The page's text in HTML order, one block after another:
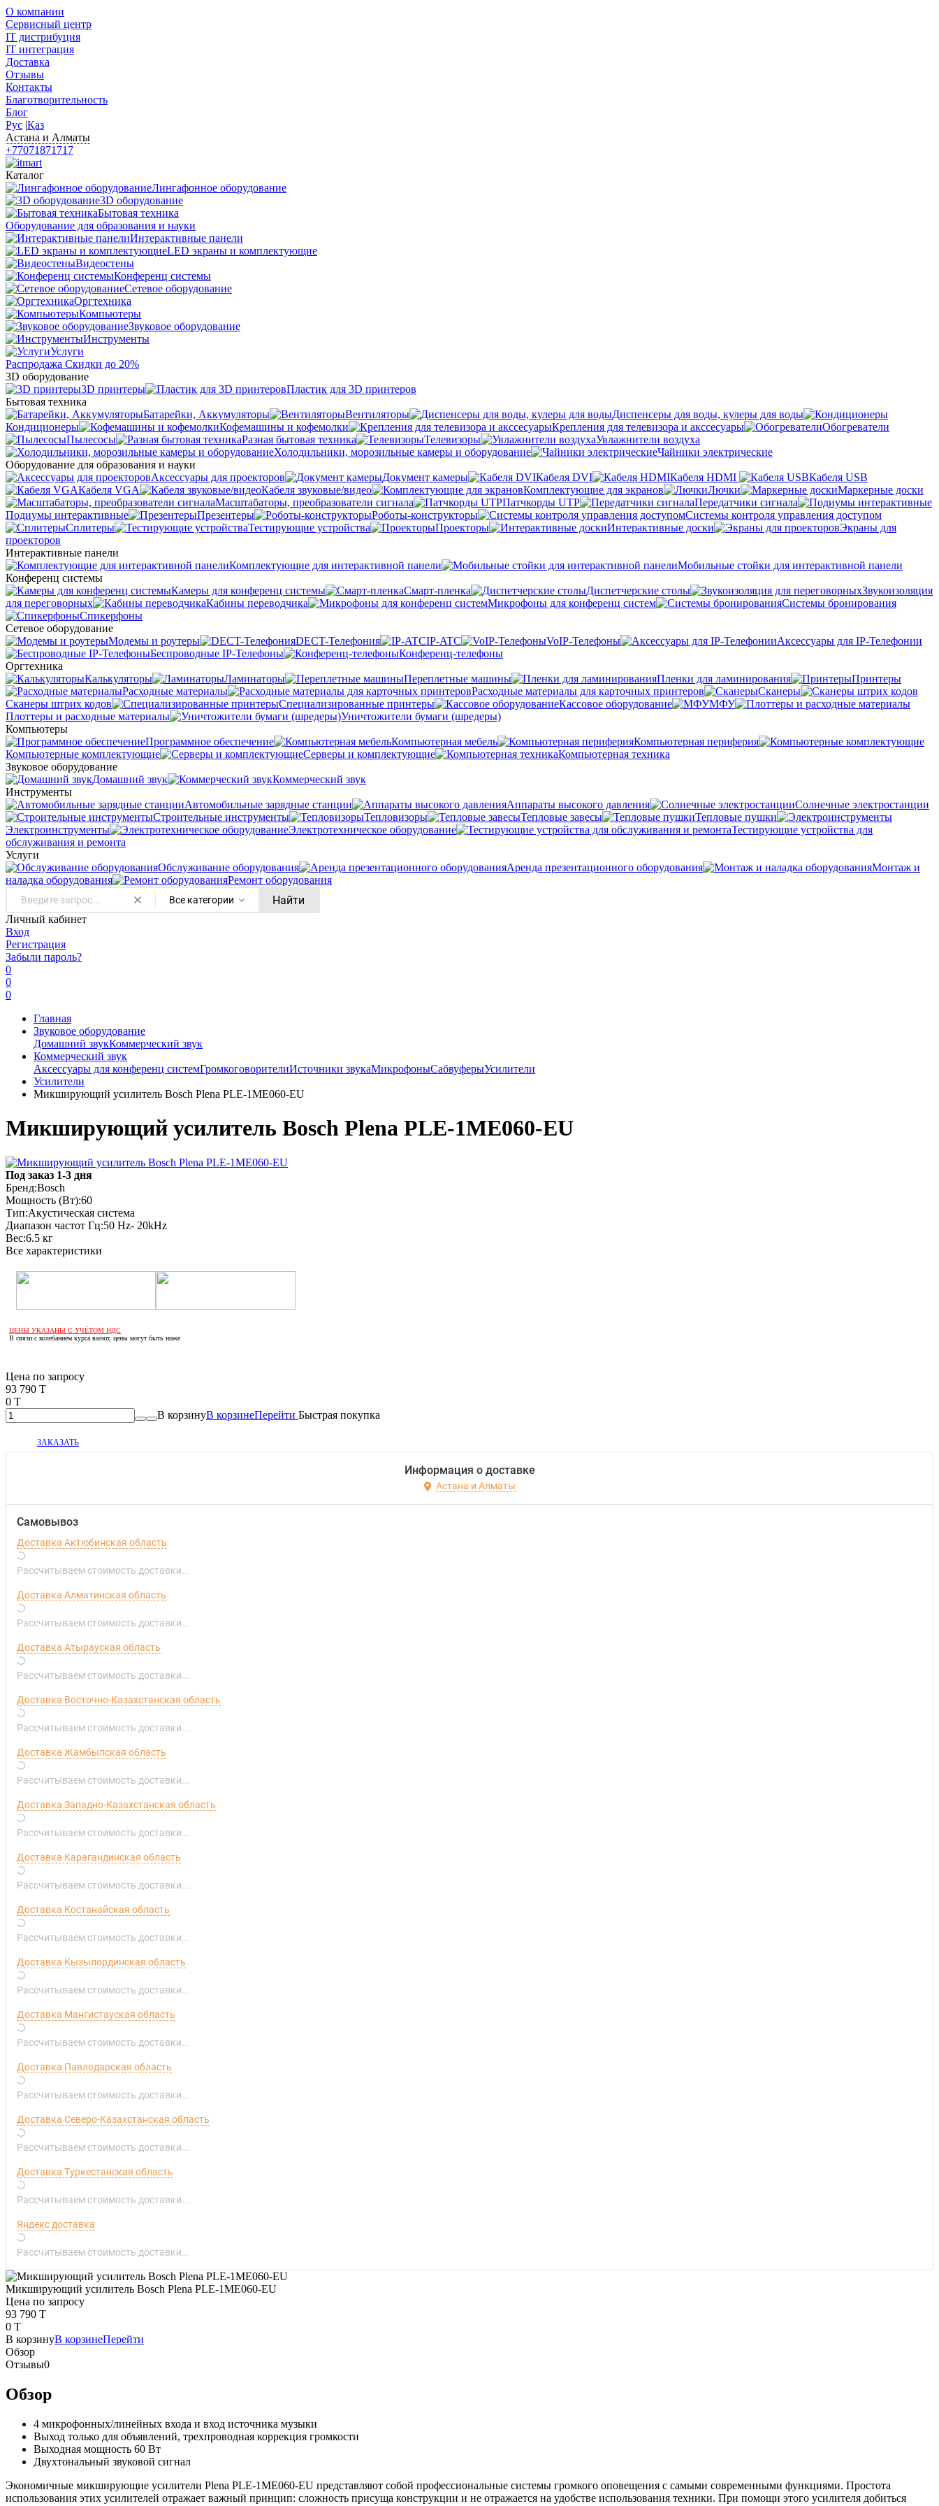
О компании
Сервисный центр
IT дистрибуция
IT интеграция
Доставка
Отзывы
Контакты
Благотворительность
Блог
Рус |Қаз
Астана и Алматы
+77071871717
Каталог
Лингафонное оборудование
3D оборудование
Бытовая техника
Оборудование для образования и науки
Интерактивные панели
LED экраны и комплектующие
Видеостены
Конференц системы
Сетевое оборудование
Оргтехника
Компьютеры
Звуковое оборудование
Инструменты
Услуги
Распродажа Скидки до 20%
3D оборудование
3D принтеры
Пластик для 3D принтеров
Бытовая техника
Батарейки, Аккумуляторы
Вентиляторы
Диспенсеры для воды, кулеры для воды
Кондиционеры
Кофемашины и кофемолки Крепления для телевизора и акссесуары
Обогреватели
Пылесосы
Разная бытовая техника Телевизоры
Увлажнители воздуха
Холодильники, морозильные камеры и оборудование
Чайники электрические
Оборудование для образования и науки
Аксессуары для проекторов
Документ камеры Кабеля DVI Кабеля HDMI
Кабеля USB
Кабеля VGA
Кабеля звуковые/видео Комплектующие для экранов Лючки
Маркерные доски
Масштабаторы, преобразователи сигнала
Патчкорды UTP
Передатчики сигнала
Подиумы интерактивные
Презентеры Роботы-конструкторы
Системы контроля управления доступом
Сплитеры
Тестирующие устройства Проекторы Интерактивные доски
Экраны для
проекторов
Интерактивные панели
Комплектующие для интерактивной панели
Мобильные стойки для интерактивной панели
Конференц системы
Камеры для конференц системы
Cмарт-пленка Диспетчерские столы
Звукоизоляция
для переговорных
Кабины переводчика Микрофоны для конференц систем
Системы бронирования
Спикерфоны
Сетевое оборудование
Модемы и роутеры
DECT-Телефония IP-ATC VoIP-Телефоны
Аксессуары для IP-Телефонии
Беспроводные IP-Телефоны
Конференц-телефоны
Оргтехника
Калькуляторы
Ламинаторы Переплетные машины Пленки для ламинирования
Принтеры
Расходные материалы
Расходные материалы для карточных принтеров
Сканеры
Сканеры штрих кодов
Специализированные принтеры Кассовое оборудование
МФУ
Плоттеры и расходные материалы
Уничтожители бумаги (шредеры)
Компьютеры
Программное обеспечение
Компьютерная мебель
Компьютерная периферия
Компьютерные комплектующие
Серверы и комплектующие
Компьютерная техника
Звуковое оборудование
Домашний звук
Коммерческий звук
Инструменты
Автомобильные зарядные станции
Аппараты высокого давления
Солнечные электростанции
Строительные инструменты
Тепловизоры Тепловые завесы
Тепловые пушки
Электроинструменты
Электротехническое оборудование
Тестирующие устройства для
обслуживания и ремонта
Услуги
Oбслуживание оборудования
Аренда презентационного оборудования
Монтаж и
наладка оборудования
Ремонт оборудования
Все категории Найти
Личный кабинет
Вход
Регистрация
Забыли пароль?
0
0
0
Главная
Звуковое оборудование
Домашний звукКоммерческий звук
Коммерческий звук
Аксессуары для конференц системГромкоговорителиИсточники звукаМикрофоныСабвуферыУсилители
Усилители
Микширующий усилитель Bosch Plena PLE-1ME060-EU
Микширующий усилитель Bosch Plena PLE-1ME060-EU
Под заказ 1-3 дня
Бренд:Bosch
Мощность (Вт):60
Тип:Акустическая система
Диапазон частот Гц:50 Hz- 20kHz
Вес:6.5 кг
Все характеристики
ЦЕНЫ УКАЗАНЫ С УЧЁТОМ НДС
В связи с колебанием курса валют, цены могут быть ниже
Цена по запросу
93 790 T
0 T
В корзинуВ корзинеПерейти Быстрая покупка
ЗАКАЗАТЬ
Информация о доставке
Астана и Алматы
Самовывоз
Доставка Актюбинская область
Рассчитываем стоимость доставки...
Доставка Алматинская область
Рассчитываем стоимость доставки...
Доставка Атырауская область
Рассчитываем стоимость доставки...
Доставка Восточно-Казахстанская область
Рассчитываем стоимость доставки...
Доставка Жамбылская область
Рассчитываем стоимость доставки...
Доставка Западно-Казахстанская область
Рассчитываем стоимость доставки...
Доставка Карагандинская область
Рассчитываем стоимость доставки...
Доставка Костанайская область
Рассчитываем стоимость доставки...
Доставка Кызылординская область
Рассчитываем стоимость доставки...
Доставка Мангистауская область
Рассчитываем стоимость доставки...
Доставка Павлодарская область
Рассчитываем стоимость доставки...
Доставка Северо-Казахстанская область
Рассчитываем стоимость доставки...
Доставка Туркестанская область
Рассчитываем стоимость доставки...
Яндекс доставка
Рассчитываем стоимость доставки...
Микширующий усилитель Bosch Plena PLE-1ME060-EU
Цена по запросу
93 790 T
0 T
В корзинуВ корзинеПерейти
Обзор
Отзывы0
Обзор
4 микрофонных/линейных входа и вход источника музыки
Выход только для объявлений, трехпроводная коррекция громкости
Выходная мощность 60 Вт
Двухтональный звуковой сигнал
Экономичные микширующие усилители Plena PLE-1ME060-EU представляют собой профессиональные системы громкого оповещения с самыми современными функциями. Простота
использования этих усилителей отражает важный принцип: сложность присуща конструкции и не отражается на удобстве использования техники. При помощи этого усилителя добиться